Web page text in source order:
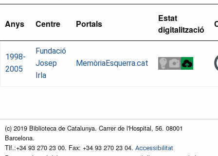
Anys Centre Portals
Estat
digitalització
1998-
2005
Fundació
Josep
Irla
MemòriaEsquerra.cat
(c) 2019 Biblioteca de Catalunya. Carrer de l'Hospital, 56. 08001
Barcelona.
Tlf.:+34 93 270 23 00. Fax: +34 93 270 23 04. Accessibilitat